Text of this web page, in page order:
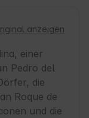
anzeigen
einer
Pedro del
die
Roque de
und die